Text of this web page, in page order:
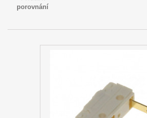
porovnání